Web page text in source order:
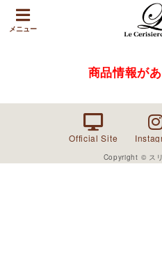
メニュー
商品情報が
Official Site
Copyright © ス